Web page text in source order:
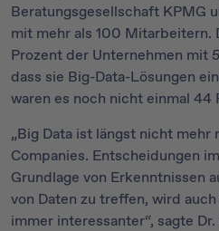
Beratungsgesellschaft KPMG
mit mehr als 100 Mitarbeitern.
Prozent der Unternehmen mit
dass sie Big-Data-Lösungen
waren es noch nicht einmal 44
„Big Data ist längst nicht mehr
Companies. Entscheidungen
Grundlage von Erkenntnissen
von Daten zu treffen, wird
immer interessanter“, sagte Dr.